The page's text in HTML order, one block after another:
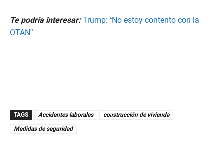
Te podría interesar:Trump: “No estoy contento con la
OTAN”
TAGS Accidentes laborales
construcción de vivienda
Medidas de seguridad